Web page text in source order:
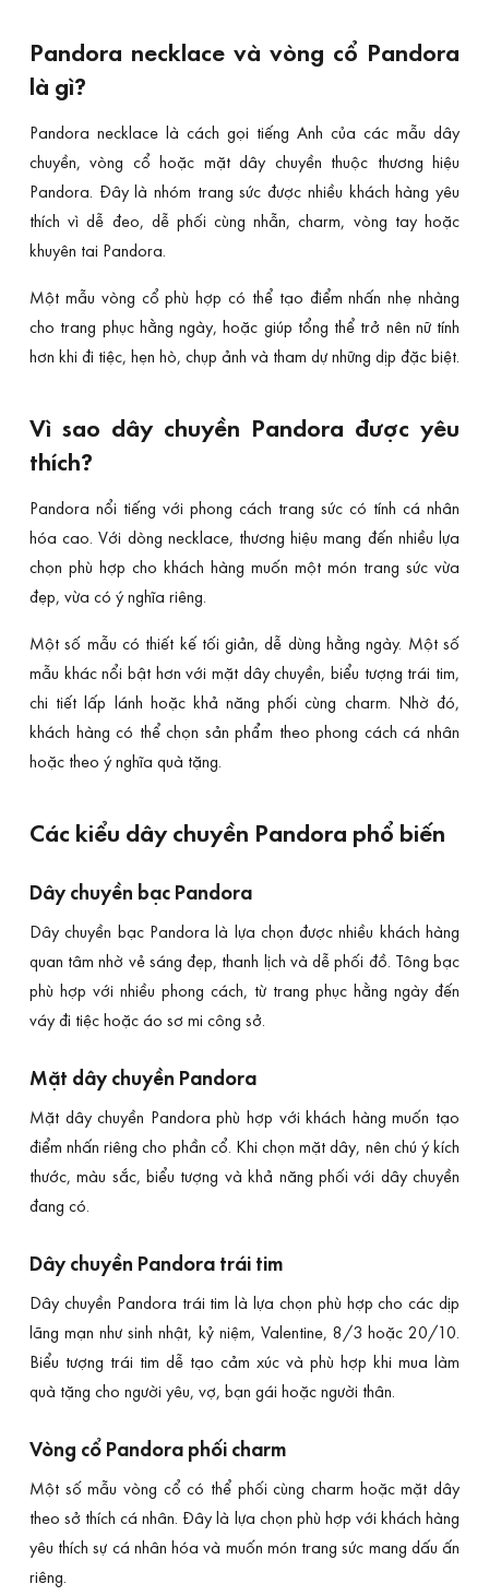
Pandora necklace và vòng cổ Pandora
là gì?
Pandora necklace là cách gọi tiếng Anh của các mẫu dây
chuyền, vòng cổ hoặc mặt dây chuyền thuộc thương hiệu
Pandora. Đây là nhóm trang sức được nhiều khách hàng yêu
thích vì dễ đeo, dễ phối cùng nhẫn, charm, vòng tay hoặc
khuyên tai Pandora.
Một mẫu vòng cổ phù hợp có thể tạo điểm nhấn nhẹ nhàng
cho trang phục hằng ngày, hoặc giúp tổng thể trở nên nữ tính
hơn khi đi tiệc, hẹn hò, chụp ảnh và tham dự những dịp đặc biệt.
Vì sao dây chuyền Pandora được yêu
thích?
Pandora nổi tiếng với phong cách trang sức có tính cá nhân
hóa cao. Với dòng necklace, thương hiệu mang đến nhiều lựa
chọn phù hợp cho khách hàng muốn một món trang sức vừa
đẹp, vừa có ý nghĩa riêng.
Một số mẫu có thiết kế tối giản, dễ dùng hằng ngày. Một số
mẫu khác nổi bật hơn với mặt dây chuyền, biểu tượng trái tim,
chi tiết lấp lánh hoặc khả năng phối cùng charm. Nhờ đó,
khách hàng có thể chọn sản phẩm theo phong cách cá nhân
hoặc theo ý nghĩa quà tặng.
Các kiểu dây chuyền Pandora phổ biến
Dây chuyền bạc Pandora
Dây chuyền bạc Pandora là lựa chọn được nhiều khách hàng
quan tâm nhờ vẻ sáng đẹp, thanh lịch và dễ phối đồ. Tông bạc
phù hợp với nhiều phong cách, từ trang phục hằng ngày đến
váy đi tiệc hoặc áo sơ mi công sở.
Mặt dây chuyền Pandora
Mặt dây chuyền Pandora phù hợp với khách hàng muốn tạo
điểm nhấn riêng cho phần cổ. Khi chọn mặt dây, nên chú ý kích
thước, màu sắc, biểu tượng và khả năng phối với dây chuyền
đang có.
Dây chuyền Pandora trái tim
Dây chuyền Pandora trái tim là lựa chọn phù hợp cho các dịp
lãng mạn như sinh nhật, kỷ niệm, Valentine, 8/3 hoặc 20/10.
Biểu tượng trái tim dễ tạo cảm xúc và phù hợp khi mua làm
quà tặng cho người yêu, vợ, bạn gái hoặc người thân.
Vòng cổ Pandora phối charm
Một số mẫu vòng cổ có thể phối cùng charm hoặc mặt dây
theo sở thích cá nhân. Đây là lựa chọn phù hợp với khách hàng
yêu thích sự cá nhân hóa và muốn món trang sức mang dấu ấn
riêng.